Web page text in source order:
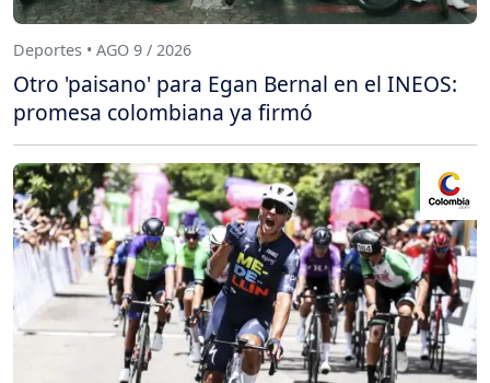
Deportes • AGO 9 / 2026
Otro 'paisano' para Egan Bernal en el INEOS:
promesa colombiana ya firmó